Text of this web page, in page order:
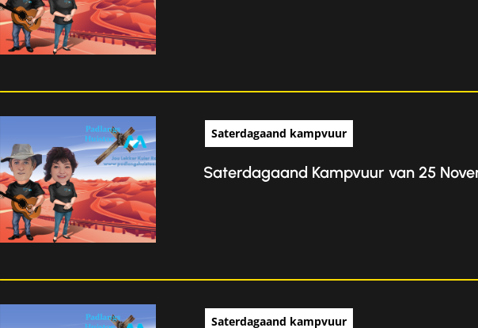
Saterdagaand kampvuur
Saterdagaand Kampvuur van 25
Saterdagaand kampvuur